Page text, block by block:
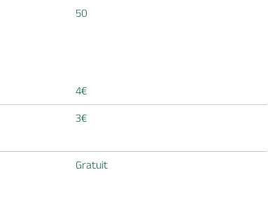
50
4€
3€
Gratuit